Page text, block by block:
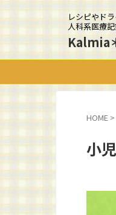
レシピやド
人科系医療
Kalmia
HOME >
小